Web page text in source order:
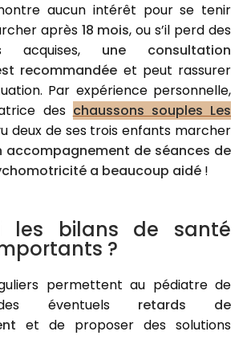
aucun intérêt pour se tenir
après 18 mois, ou s’il perd des
acquises, une consultation
recommandée et peut rassurer
Par expérience personnelle,
des chaussons souples Les
deux de ses trois enfants marcher
accompagnement de séances de
a beaucoup aidé !
les bilans de santé
?
permettent au pédiatre de
éventuels retards de
et de proposer des solutions